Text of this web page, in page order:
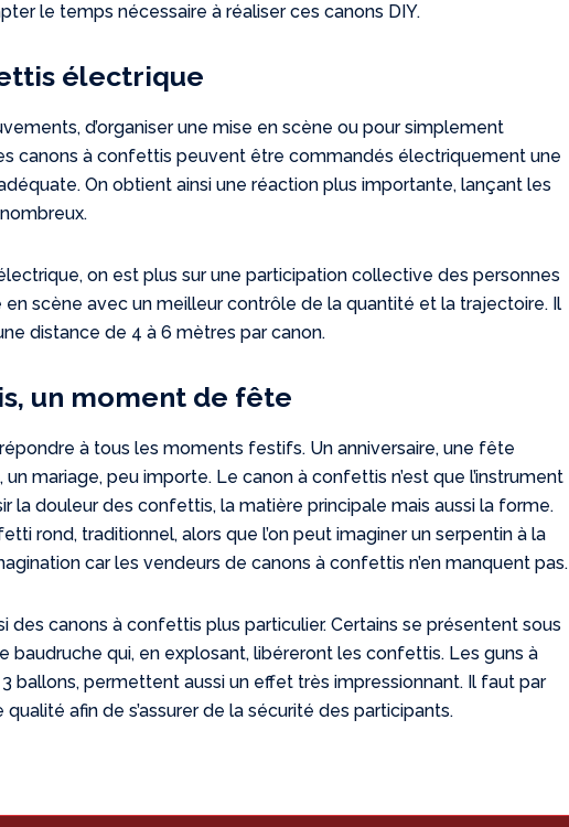
le temps nécessaire à réaliser ces canons DIY.
électrique
d’organiser une mise en scène ou pour simplement
canons à confettis peuvent être commandés électriquement une
On obtient ainsi une réaction plus importante, lançant les
on est plus sur une participation collective des personnes
en scène avec un meilleur contrôle de la quantité et la trajectoire. Il
distance de 4 à 6 mètres par canon.
un moment de fête
à tous les moments festifs. Un anniversaire, une fête
un mariage, peu importe. Le canon à confettis n’est que l’instrument
la douleur des confettis, la matière principale mais aussi la forme.
rond, traditionnel, alors que l’on peut imaginer un serpentin à la
car les vendeurs de canons à confettis n’en manquent pas.
des canons à confettis plus particulier. Certains se présentent sous
baudruche qui, en explosant, libéreront les confettis. Les guns à
ballons, permettent aussi un effet très impressionnant. Il faut par
afin de s’assurer de la sécurité des participants.